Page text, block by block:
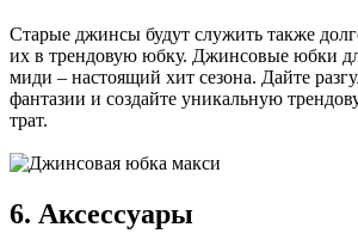
Старые джинсы будут служить также
их в трендовую юбку. Джинсовые юбки
миди – настоящий хит сезона. Дайте
фантазии и создайте уникальную
трат.
6. Аксессуары